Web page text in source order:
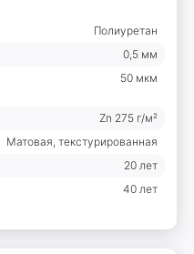
Полиуретан
0,5 мм
50 мкм
Zn 275 г/м²
Матовая, текстурированная
20 лет
40 лет